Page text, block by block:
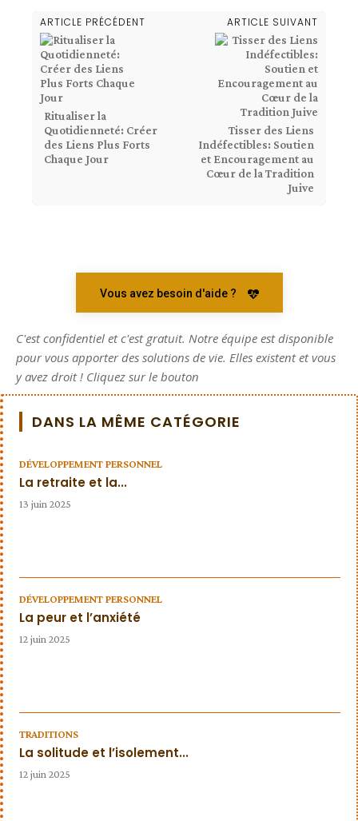
ARTICLE PRÉCÉDENT
Ritualiser la
Quotidienneté: Créer
des Liens Plus Forts
Chaque Jour
ARTICLE SUIVANT
Tisser des Liens
Indéfectibles: Soutien
et Encouragement au
Cœur de la Tradition
Juive
Vous avez besoin d'aide ?
C'est confidentiel et c'est gratuit. Notre équipe est disponible
pour vous apporter des solutions de vie. Elles existent et vous
y avez droit ! Cliquez sur le bouton
DANS LA MÊME CATÉGORIE
DÉVELOPPEMENT PERSONNEL
La retraite et la...
13 juin 2025
DÉVELOPPEMENT PERSONNEL
La peur et l’anxiété
12 juin 2025
TRADITIONS
La solitude et l’isolement...
12 juin 2025